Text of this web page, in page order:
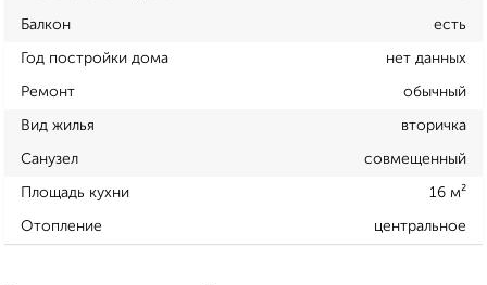
Балкон есть
Год постройки дома нет данных
Ремонт обычный
Вид жилья вторичка
Санузел совмещенный
Площадь кухни 16 м²
Отопление центральное